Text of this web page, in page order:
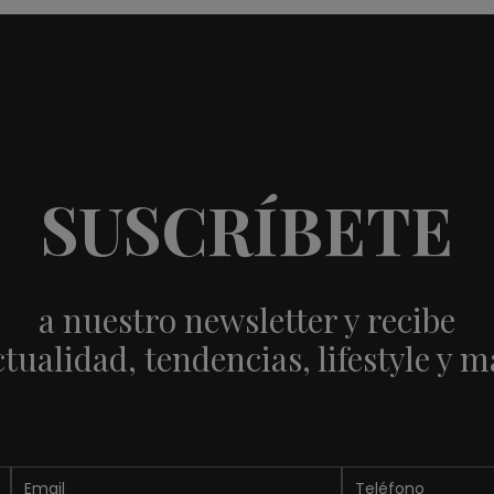
SUSCRÍBETE
a nuestro newsletter y recibe
tendencias, lifestyle y